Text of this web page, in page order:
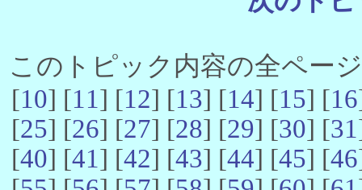
このトピック内容の全ペー
[10] [11] [12] [13] [14] [15] [16
[25] [26] [27] [28] [29] [30] [31
[40] [41] [42] [43] [44] [45] [46